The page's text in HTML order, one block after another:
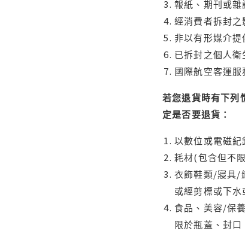
報紙、期刊或雜
經消費者拆封之
非以有形媒介
已拆封之個人
國際航空客運服
若您退貨時有下列
定是否要退貨：
以數位或電磁
耗材(包含但不
衣飾鞋類/寢具/
或經剪標或下
食品、美容/保
限於瓶蓋、封